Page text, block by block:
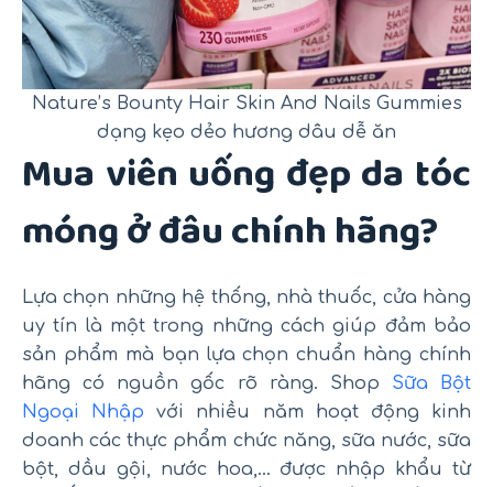
Nature’s Bounty Hair Skin And Nails Gummies
dạng kẹo dẻo hương dâu dễ ăn
Mua viên uống đẹp da tóc
móng ở đâu chính hãng?
Lựa chọn những hệ thống, nhà thuốc, cửa hàng
uy tín là một trong những cách giúp đảm bảo
sản phẩm mà bạn lựa chọn chuẩn hàng chính
hãng có nguồn gốc rõ ràng. Shop Sữa Bột
Ngoại Nhập với nhiều năm hoạt động kinh
doanh các thực phẩm chức năng, sữa nước, sữa
bột, dầu gội, nước hoa,… được nhập khẩu từ